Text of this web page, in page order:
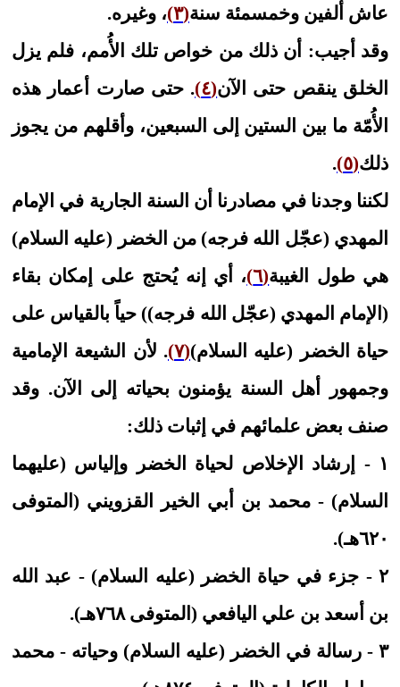
عاش ألفين وخمسمئة سنة(٣)
، وغيره.
وقد أجيب: أن ذلك من خواص تلك الأُمم، فلم يزل
الخلق ينقص حتى الآن(٤)
. حتى صارت أعمار هذه
الأُمّة ما بين الستين إلى السبعين، وأقلهم من يجوز
ذلك(٥)
.
لكننا وجدنا في مصادرنا أن السنة الجارية في الإمام
المهدي (عجّل الله فرجه) من الخضر (عليه السلام)
هي طول الغيبة(٦)
، أي إنه يُحتج على إمكان بقاء
(الإمام المهدي (عجّل الله فرجه)) حياً بالقياس على
حياة الخضر (عليه السلام)(٧)
. لأن الشيعة الإمامية
وجمهور أهل السنة يؤمنون بحياته إلى الآن. وقد
صنف بعض علمائهم في إثبات ذلك:
١ - إرشاد الإخلاص لحياة الخضر وإلياس (عليهما
السلام) - محمد بن أبي الخير القزويني (المتوفى
٦٢٠هـ).
٢ - جزء في حياة الخضر (عليه السلام) - عبد الله
بن أسعد بن علي اليافعي (المتوفى ٧٦٨هـ).
٣ - رسالة في الخضر (عليه السلام) وحياته - محمد